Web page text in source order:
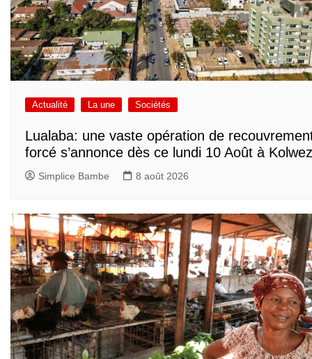
Actualité La une Sociétés
Lualaba: une vaste opération de
forcé s’annonce dès ce lundi 10 Août à
Simplice Bambe 8 août 2026